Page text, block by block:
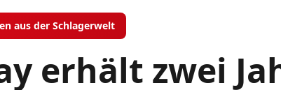
aus der Schlagerwelt
erhält zwei